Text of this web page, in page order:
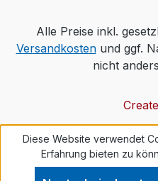
Alle Preise inkl.
Versandkostenund ggf.
nicht
Diese Website verwendet
Erfahrung bieten zu